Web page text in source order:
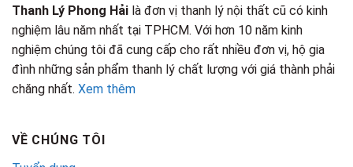
Thanh Lý Phong Hải là đơn vị thanh lý nội thất cũ có kinh
nghiệm lâu năm nhất tại TPHCM. Với hơn 10 năm kinh
nghiệm chúng tôi đã cung cấp cho rất nhiều đơn vị, hộ gia
đình những sản phẩm thanh lý chất lượng với giá thành phải
chăng nhất. Xem thêm
VỀ CHÚNG TÔI